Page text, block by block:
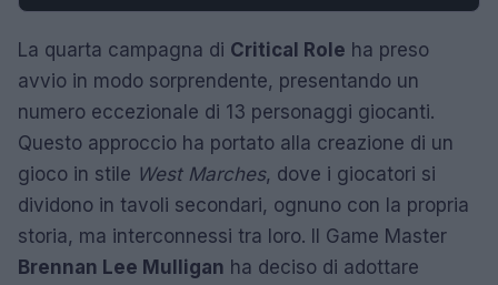
La quarta campagna di Critical Role ha preso
avvio in modo sorprendente, presentando un
numero eccezionale di 13 personaggi giocanti.
Questo approccio ha portato alla creazione di un
gioco in stile West Marches, dove i giocatori si
dividono in tavoli secondari, ognuno con la propria
storia, ma interconnessi tra loro. Il Game Master
Brennan Lee Mulligan ha deciso di adottare